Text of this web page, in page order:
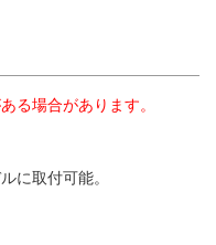
る場合があります。
に取付可能。